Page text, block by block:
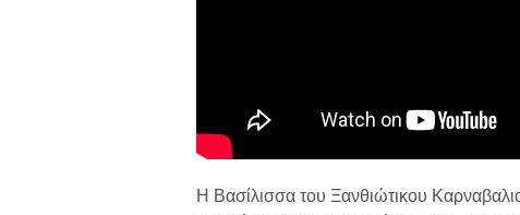
Η Βασίλισσα του Ξανθιώτικου